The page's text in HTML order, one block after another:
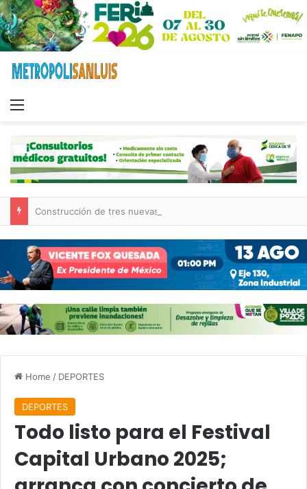
Home / DEPORTES
DEPORTES
Todo listo para el Festival
Capital Urbano 2025;